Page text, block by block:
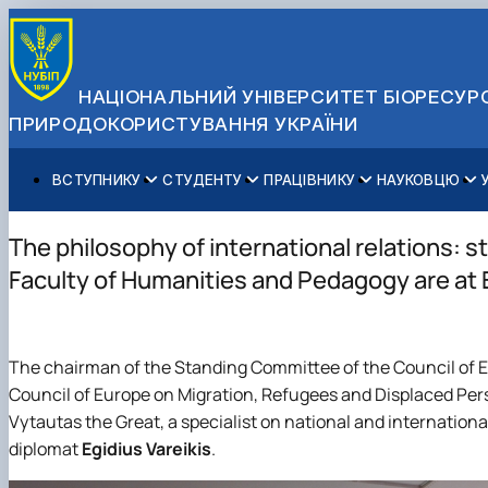
НАЦІОНАЛЬНИЙ УНІВЕРСИТЕТ
ПРИРОДОКОРИСТУВАННЯ УКРАЇНИ
ВСТУПНИКУ
Вступ до НУБіП України 2026
Приймальна комісія
Правила прийому
Для осіб з тимчасово окупованих територій
Для іноземців / For foreigners
Військова освіта
СТУДЕНТУ
Навчання
Додаткова освіта
Позанавчальна діяльність
Студентське самоврядування
ПРАЦІВНИКУ
Освітній процес
Міжнародна діяльність
Довідкова інформація
Профспілкова організація
НАУКОВЦЮ
Наукова діяльність
Аспіранту / Докторанту
Захисти дисертацій
Законодавче та нормативне забезпечення
Наукові видання
Наука для бізнесу
Управління і самоврядування
Загальна інформація
Офіційні документи
Стратегія розвитку на період 2026-2030рр.
Офіційна символіка
Антикорупційні заходи
Гендерна радниця
Контактна інформація
The philosophy of international relations:
Faculty of Humanities and Pedagogy are at
The chairman of the Standing Committee of the Council of
Council of Europe on Migration, Refugees and Displaced
Vytautas the Great, a specialist on national and
diplomatEgidius Vareikis.